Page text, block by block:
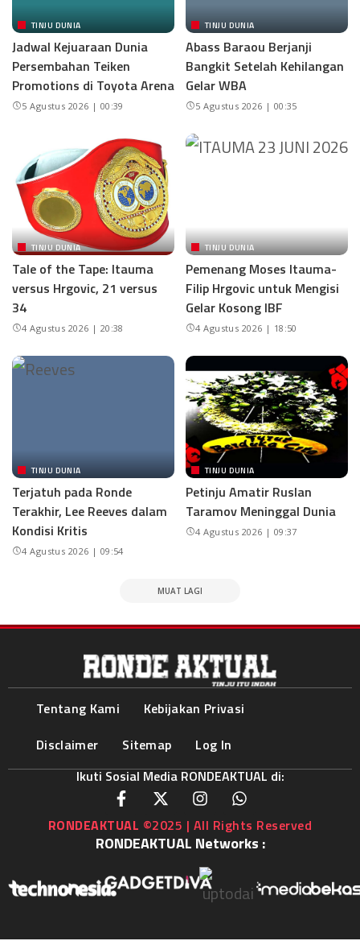
TINJU DUNIA
Jadwal Kejuaraan Dunia
Persembahan Teiken
Promotions di Toyota Arena
5 Agustus 2026 | 00:39
TINJU DUNIA
Abass Baraou Berjanji
Bangkit Setelah Kehilangan
Gelar WBA
5 Agustus 2026 | 00:35
TINJU DUNIA
Tale of the Tape: Itauma
versus Hrgovic, 21 versus
34
4 Agustus 2026 | 20:38
TINJU DUNIA
Pemenang Moses Itauma-
Filip Hrgovic untuk Mengisi
Gelar Kosong IBF
4 Agustus 2026 | 18:50
TINJU DUNIA
Terjatuh pada Ronde
Terakhir, Lee Reeves dalam
Kondisi Kritis
4 Agustus 2026 | 09:54
TINJU DUNIA
Petinju Amatir Ruslan
Taramov Meninggal Dunia
4 Agustus 2026 | 09:37
MUAT LAGI
Tentang Kami
Kebijakan Privasi
Disclaimer
Sitemap
Log In
Ikuti Sosial Media RONDEAKTUAL di:
RONDEAKTUAL ©2025 | All Rights Reserved
RONDEAKTUAL Networks :